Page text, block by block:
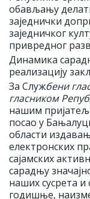
обављању
заједнички
заједничког
привредног
Динамика
реализацију
За Службени
гласником
нашим
посао у
области
електронских
сајамских
сарадњу
наших сусрета
годишње,